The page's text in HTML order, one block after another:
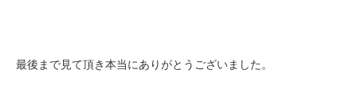
最後まで見て頂き本当にありがとうございました。